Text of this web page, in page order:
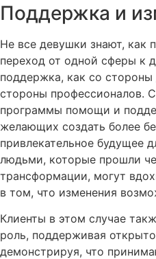
Поддержка и
Не все девушки знают, как
переход от одной сферы к
поддержка, как со
стороны профессионалов.
программы помощи и
желающих создать более
привлекательное будущее
людьми, которые прошли
трансформации, могут
в том, что изменения
Клиенты в этом случае
роль, поддерживая
демонстрируя, что